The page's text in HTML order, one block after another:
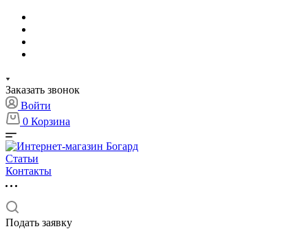
Заказать звонок
Войти
0 Корзина
Статьи
Контакты
Подать заявку